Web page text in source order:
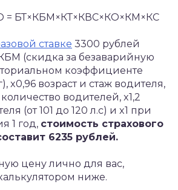
= БТ×КБМ×КТ×КВС×КО×КМ×КС
ставке 3300 рублей
КБМ (скидка за безаварийную
коэффициенте
x0,96 возраст и стаж водителя,
водителей, x1,2
(от 101 до 120 л.с) и x1 при
1 год, стоимость страхового
6235 рублей.
цену лично для вас,
ниже.